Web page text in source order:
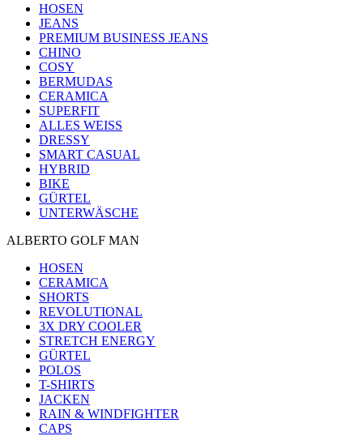
HOSEN
JEANS
PREMIUM BUSINESS JEANS
CHINO
COSY
BERMUDAS
CERAMICA
SUPERFIT
ALLES WEISS
DRESSY
SMART CASUAL
HYBRID
BIKE
GÜRTEL
UNTERWÄSCHE
ALBERTO GOLF MAN
HOSEN
CERAMICA
SHORTS
REVOLUTIONAL
3X DRY COOLER
STRETCH ENERGY
GÜRTEL
POLOS
T-SHIRTS
JACKEN
RAIN & WINDFIGHTER
CAPS